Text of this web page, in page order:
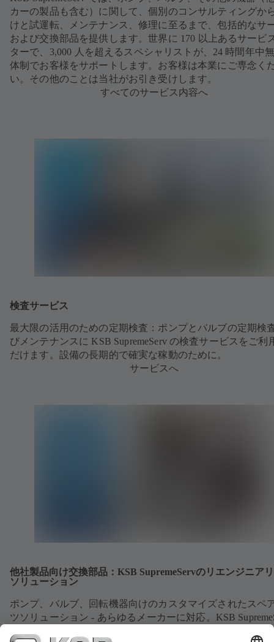
カーの製品も含む）に関して、個別のコンサルティングか
けと試運転、メンテナンス、修理に至るまで、包括的なサ
および交換部品を提供します。世界に 170 以上あるサービ
ターで、3,000 人を超えるスペシャリストが、24 時間年中
体制でお客様をサポートします。お客様は本業にご専念く
い。その他のことは当社がお引き受けします。
すべてのサービス内容へ
検査サービス
最大限の活用のための定期検査：ポンプとバルブの定期検
びメンテナンスに KSB SupremeServ の検査サービスをご利
だけます。設備の長期的で確実な稼動のために。
サービスへ
他社製品向け交換部品：KSB SupremeServのリエンジニア
ソリューション
ポンプ、バルブ、回転機器向けのカスタマイズされたスペ
ツソリューション - あらゆるメーカーに対応。KSB
リエンジニアリングソリューションにより、お客様が必要